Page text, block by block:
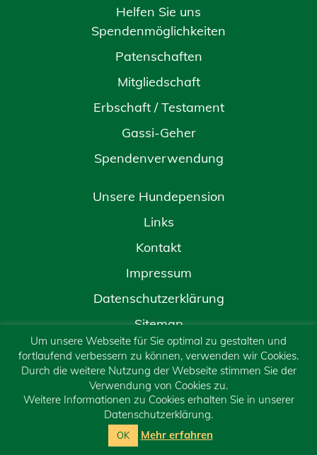
Helfen Sie uns
Spendenmöglichkeiten
Patenschaften
Mitgliedschaft
Erbschaft / Testament
Gassi-Geher
Spendenverwendung
Unsere Hundepension
Links
Kontakt
Impressum
Datenschutzerklärung
Sitemap
Um unsere Webseite für Sie optimal zu gestalten und
fortlaufend verbessern zu können, verwenden wir Cookies.
Durch die weitere Nutzung der Webseite stimmen Sie der
Verwendung von Cookies zu.
Weitere Informationen zu Cookies erhalten Sie in unserer
Datenschutzerklärung.
OK Mehr erfahren